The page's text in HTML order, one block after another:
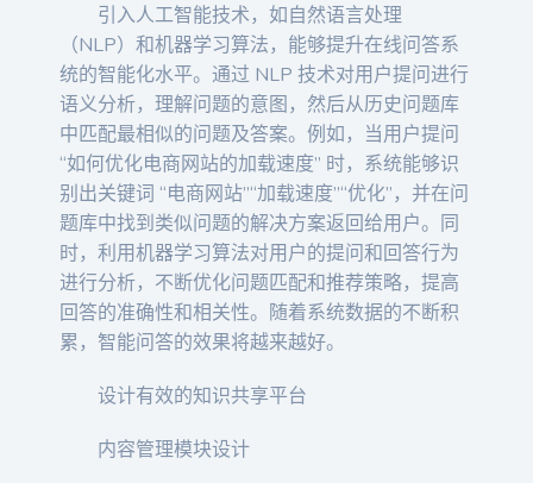
引入人工智能技术，如自然语言处理
（NLP）和机器学习算法，能够提升在线问答系
统的智能化水平。通过 NLP 技术对用户提问进行
语义分析，理解问题的意图，然后从历史问题库
中匹配最相似的问题及答案。例如，当用户提问
“如何优化电商网站的加载速度” 时，系统能够识
别出关键词 “电商网站”“加载速度”“优化”，并在问
题库中找到类似问题的解决方案返回给用户。同
时，利用机器学习算法对用户的提问和回答行为
进行分析，不断优化问题匹配和推荐策略，提高
回答的准确性和相关性。随着系统数据的不断积
累，智能问答的效果将越来越好。
设计有效的知识共享平台
内容管理模块设计